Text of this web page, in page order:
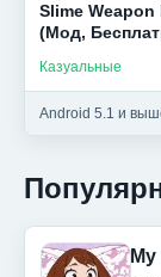
Slime Weapon
(Мод,
Казуальные
Android 5.1 и
My